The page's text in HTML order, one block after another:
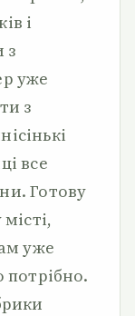
і
з
уже
з
все
Готову
уже